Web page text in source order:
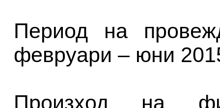
Период на
февруари – юни
Произход на